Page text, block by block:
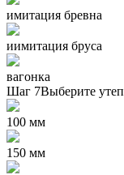
имитация бревна
иимитация бруса
вагонка
Шаг 7Выберите
100 мм
150 мм